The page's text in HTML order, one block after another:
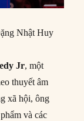
Nhật Huy
Jr, một
thuyết âm
xã hội, ông
và các